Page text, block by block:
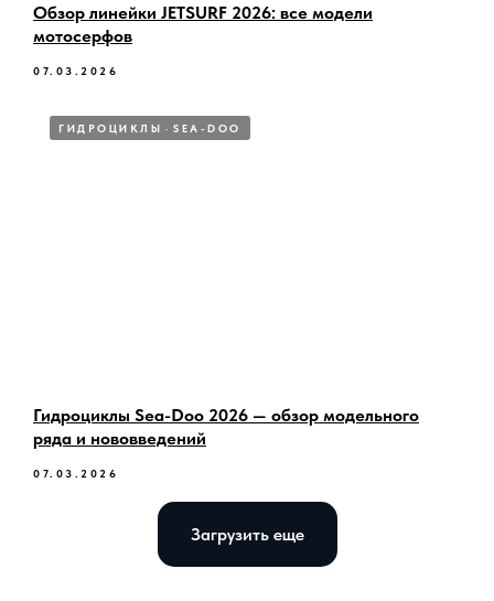
Обзор линейки JETSURF 2026: все модели
мотосерфов
07.03.2026
ГИДРОЦИКЛЫ SEA-DOO
Гидроциклы Sea-Doo 2026 — обзор модельного
ряда и нововведений
07.03.2026
Загрузить еще